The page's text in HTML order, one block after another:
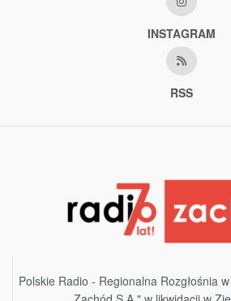
INSTAGRAM
RSS
Polskie Radio - Regionalna Rozgłośnia